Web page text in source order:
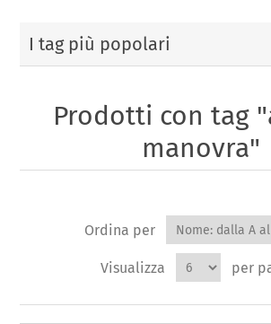
I tag più popolari
Prodotti con tag
manovra"
Ordina per
Visualizza per